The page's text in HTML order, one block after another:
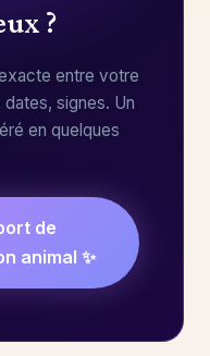
?
entre votre
signes. Un
en quelques
de
animal ✨